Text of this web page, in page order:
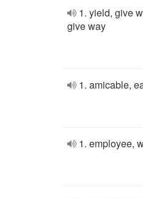
1. yield, give
give way
1. amicable,
1. employee,